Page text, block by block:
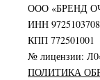
ООО «БРЕНД
ИНН 9725103708
КПП 772501001
№ лицензии:
ПОЛИТИКА